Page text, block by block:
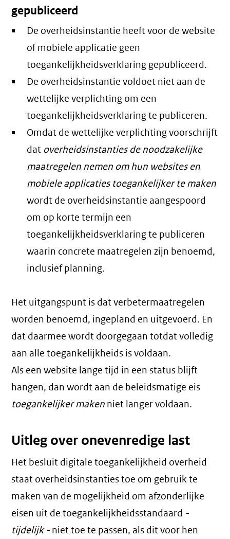
gepubliceerd
De overheidsinstantie heeft voor de website
of mobiele applicatie geen
toegankelijkheidsverklaring gepubliceerd.
De overheidsinstantie voldoet niet aan de
wettelijke verplichting om een
toegankelijkheidsverklaring te publiceren.
Omdat de wettelijke verplichting voorschrijft
dat overheidsinstanties de noodzakelijke
maatregelen nemen om hun websites en
mobiele applicaties toegankelijker te maken
wordt de overheidsinstantie aangespoord
om op korte termijn een
toegankelijkheidsverklaring te publiceren
waarin concrete maatregelen zijn benoemd,
inclusief planning.
Het uitgangspunt is dat verbetermaatregelen
worden benoemd, ingepland en uitgevoerd. En
dat daarmee wordt doorgegaan totdat volledig
aan alle toegankelijkheids is voldaan.
Als een website lange tijd in een status blijft
hangen, dan wordt aan de beleidsmatige eis
toegankelijker maken niet langer voldaan.
Uitleg over onevenredige last
Het besluit digitale toegankelijkheid overheid
staat overheidsinstanties toe om gebruik te
maken van de mogelijkheid om afzonderlijke
eisen uit de toegankelijkheidsstandaard -
tijdelijk - niet toe te passen, als dit voor hen